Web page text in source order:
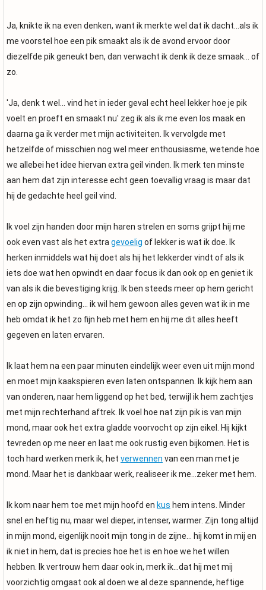
Ja, knikte ik na even denken, want ik merkte wel dat ik dacht...als ik
me voorstel hoe een pik smaakt als ik de avond ervoor door
diezelfde pik geneukt ben, dan verwacht ik denk ik deze smaak... of
zo.
'Ja, denk t wel... vind het in ieder geval echt heel lekker hoe je pik
voelt en proeft en smaakt nu' zeg ik als ik me even los maak en
daarna ga ik verder met mijn activiteiten. Ik vervolgde met
hetzelfde of misschien nog wel meer enthousiasme, wetende hoe
we allebei het idee hiervan extra geil vinden. Ik merk ten minste
aan hem dat zijn interesse echt geen toevallig vraag is maar dat
hij de gedachte heel geil vind.
Ik voel zijn handen door mijn haren strelen en soms grijpt hij me
ook even vast als het extra gevoelig of lekker is wat ik doe. Ik
herken inmiddels wat hij doet als hij het lekkerder vindt of als ik
iets doe wat hen opwindt en daar focus ik dan ook op en geniet ik
van als ik die bevestiging krijg. Ik ben steeds meer op hem gericht
en op zijn opwinding... ik wil hem gewoon alles geven wat ik in me
heb omdat ik het zo fijn heb met hem en hij me dit alles heeft
gegeven en laten ervaren.
Ik laat hem na een paar minuten eindelijk weer even uit mijn mond
en moet mijn kaakspieren even laten ontspannen. Ik kijk hem aan
van onderen, naar hem liggend op het bed, terwijl ik hem zachtjes
met mijn rechterhand aftrek. Ik voel hoe nat zijn pik is van mijn
mond, maar ook het extra gladde voorvocht op zijn eikel. Hij kijkt
tevreden op me neer en laat me ook rustig even bijkomen. Het is
toch hard werken merk ik, het verwennen van een man met je
mond. Maar het is dankbaar werk, realiseer ik me...zeker met hem.
Ik kom naar hem toe met mijn hoofd en kus hem intens. Minder
snel en heftig nu, maar wel dieper, intenser, warmer. Zijn tong altijd
in mijn mond, eigenlijk nooit mijn tong in de zijne... hij komt in mij en
ik niet in hem, dat is precies hoe het is en hoe we het willen
hebben. Ik vertrouw hem daar ook in, merk ik...dat hij met mij
voorzichtig omgaat ook al doen we al deze spannende, heftige